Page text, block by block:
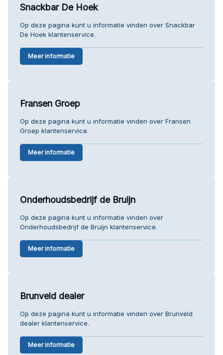
Snackbar De Hoek
Op deze pagina kunt u informatie vinden over Snackbar
De Hoek klantenservice.
Meer informatie
Fransen Groep
Op deze pagina kunt u informatie vinden over Fransen
Groep klantenservice.
Meer informatie
Onderhoudsbedrijf de Bruijn
Op deze pagina kunt u informatie vinden over
Onderhoudsbedrijf de Bruijn klantenservice.
Meer informatie
Brunveld dealer
Op deze pagina kunt u informatie vinden over Brunveld
dealer klantenservice.
Meer informatie